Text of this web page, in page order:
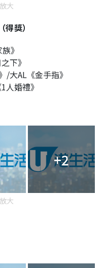
大
獎）
》
下》
/大AL《金手指》
人婚禮》
+2
大